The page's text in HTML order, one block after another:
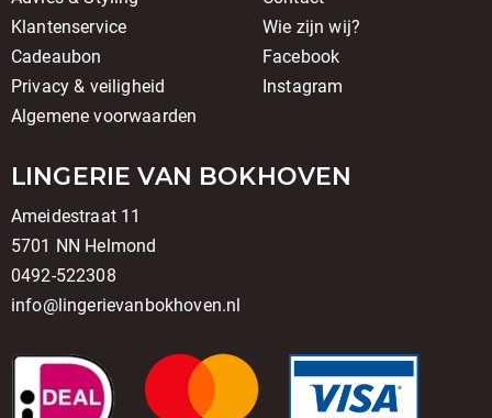
Klantenservice
Cadeaubon
Privacy & veiligheid
Algemene voorwaarden
Wie zijn wij?
Facebook
Instagram
LINGERIE VAN BOKHOVEN
Ameidestraat 11
5701 NN Helmond
0492-522308
info@lingerievanbokhoven.nl